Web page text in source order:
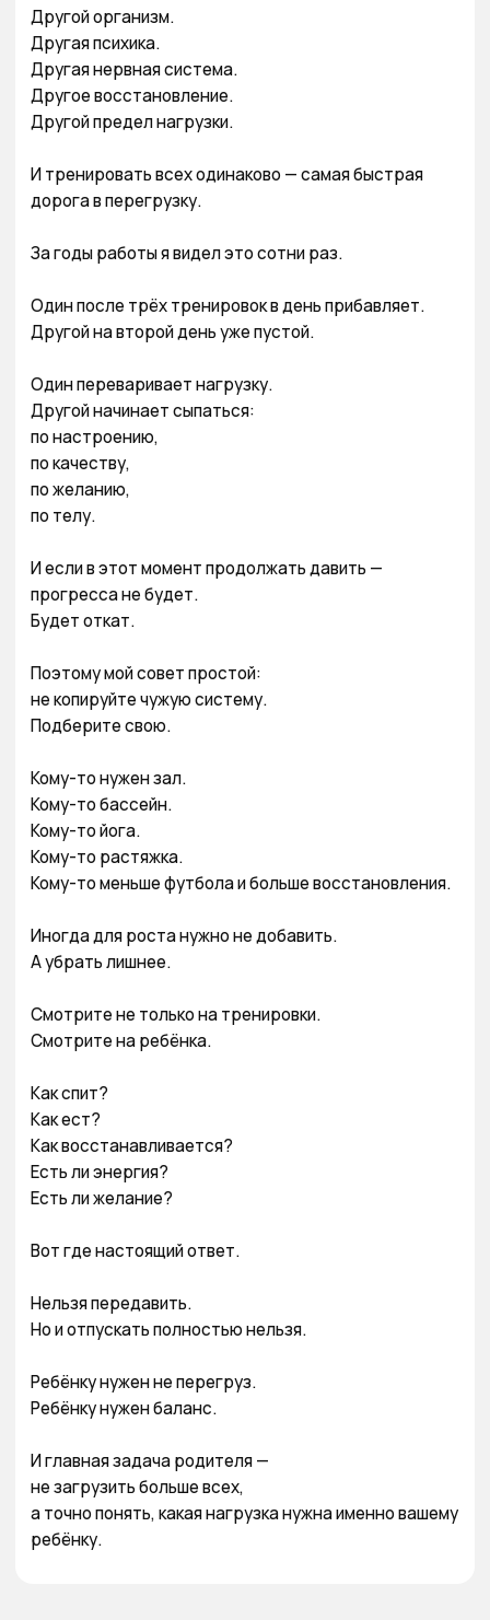
Другой организм.
Другая психика.
Другая нервная система.
Другое восстановление.
Другой предел нагрузки.
И тренировать всех одинаково — самая быстрая
дорога в перегрузку.
За годы работы я видел это сотни раз.
Один после трёх тренировок в день прибавляет.
Другой на второй день уже пустой.
Один переваривает нагрузку.
Другой начинает сыпаться:
по настроению,
по качеству,
по желанию,
по телу.
И если в этот момент продолжать давить —
прогресса не будет.
Будет откат.
Поэтому мой совет простой:
не копируйте чужую систему.
Подберите свою.
Кому-то нужен зал.
Кому-то бассейн.
Кому-то йога.
Кому-то растяжка.
Кому-то меньше футбола и больше восстановления.
Иногда для роста нужно не добавить.
А убрать лишнее.
Смотрите не только на тренировки.
Смотрите на ребёнка.
Как спит?
Как ест?
Как восстанавливается?
Есть ли энергия?
Есть ли желание?
Вот где настоящий ответ.
Нельзя передавить.
Но и отпускать полностью нельзя.
Ребёнку нужен не перегруз.
Ребёнку нужен баланс.
И главная задача родителя —
не загрузить больше всех,
а точно понять, какая нагрузка нужна именно вашему
ребёнку.